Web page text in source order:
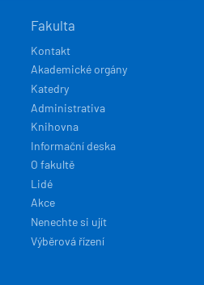
Fakulta
Kontakt
Akademické orgány
Katedry
Administrativa
Knihovna
Informační deska
O fakultě
Lidé
Akce
Nenechte si ujít
Výběrová řízení